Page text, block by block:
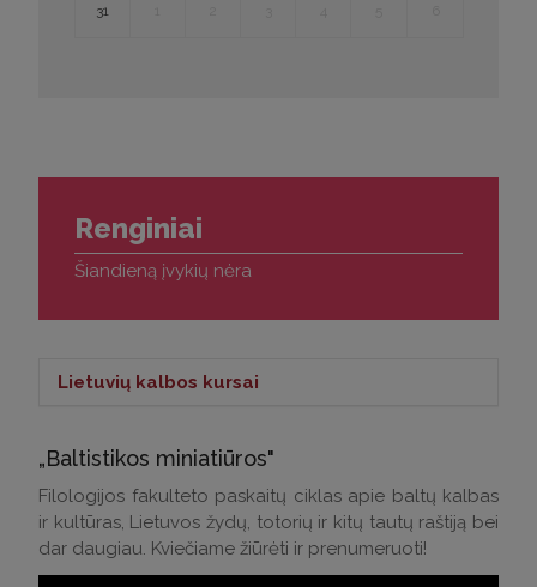
31
Renginiai
Šiandieną įvykių nėra
Lietuvių kalbos kursai
Lietuvių kalbos kursai >
Kontaktai klausimams:
Tel.: (0 5) 268 7214
El. p.:andrius.apinis@flf.vu.lt
„Baltistikos miniatiūros"
Filologijos fakulteto paskaitų ciklas apie baltų kalbas
ir kultūras, Lietuvos žydų, totorių ir kitų tautų raštiją bei
dar daugiau. Kviečiame žiūrėti ir prenumeruoti!